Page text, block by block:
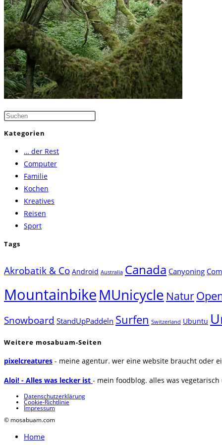
Press
Kategorien
… der Rest
Computer
Familie
Kochen
Kreatives
Reisen
Sport
Tags
Akrobatik & Co Android Australia Canada Canyoning
MountainbikeMUnicycle Natur
Snowboard StandUpPaddeln Surfen Switzerland Ubuntu
Weitere mosabuam-Seiten
pixelcreatures - meine agentur. wer eine website braucht oder
Aloi! - Alles was lecker ist - mein foodblog. alles was
Datenschutzerklärung
Cookie-Richtlinie
Impressum
© mosabuam.com
Home